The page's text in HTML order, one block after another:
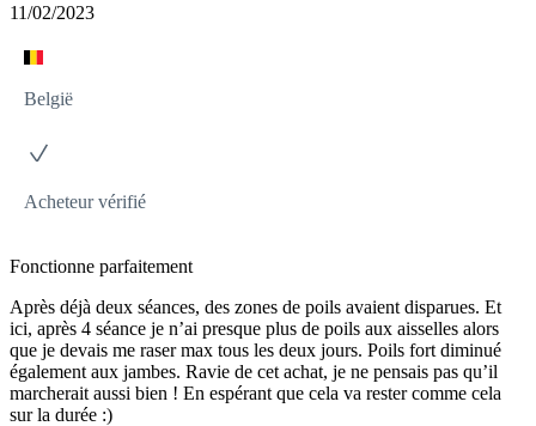
11/02/2023
België
Acheteur vérifié
Fonctionne parfaitement
Après déjà deux séances, des zones de poils avaient disparues. Et
ici, après 4 séance je n’ai presque plus de poils aux aisselles alors
que je devais me raser max tous les deux jours. Poils fort diminué
également aux jambes. Ravie de cet achat, je ne pensais pas qu’il
marcherait aussi bien ! En espérant que cela va rester comme cela
sur la durée :)